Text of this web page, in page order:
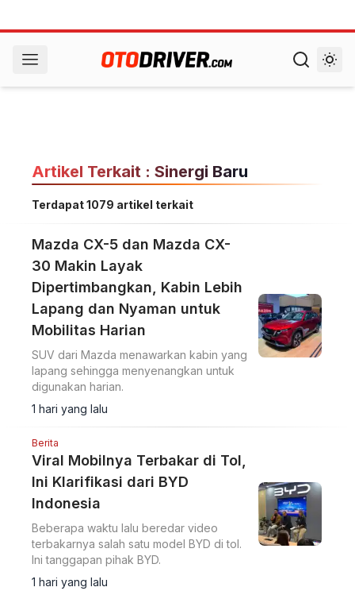
Artikel Terkait : Sinergi Baru
Terdapat 1079 artikel terkait
Mazda CX-5 dan Mazda CX-
30 Makin Layak
Dipertimbangkan, Kabin Lebih
Lapang dan Nyaman untuk
Mobilitas Harian
SUV dari Mazda menawarkan kabin yang
lapang sehingga menyenangkan untuk
digunakan harian.
1 hari yang lalu
Berita
Viral Mobilnya Terbakar di Tol,
Ini Klarifikasi dari BYD
Indonesia
Beberapa waktu lalu beredar video
terbakarnya salah satu model BYD di tol.
Ini tanggapan pihak BYD.
1 hari yang lalu